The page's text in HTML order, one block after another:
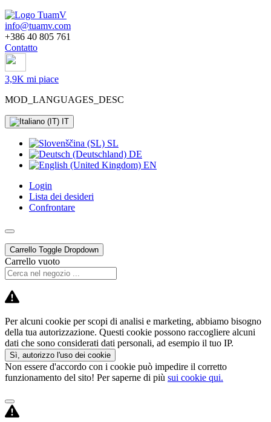
info@tuamv.com
+386 40 805 761
Contatto
3,9K mi piace
MOD_LANGUAGES_DESC
IT
SL
DE
EN
Login
Lista dei desideri
Confrontare
Carrello Toggle Dropdown
Carrello vuoto
Per alcuni cookie per scopi di analisi e marketing, abbiamo bisogno
della tua autorizzazione. Questi cookie possono raccogliere alcuni
dati che sono considerati dati personali, ad esempio il tuo IP.
Sì, autorizzo l'uso dei cookie
Non essere d'accordo con i cookie può impedire il corretto
funzionamento del sito! Per saperne di più sui cookie qui.